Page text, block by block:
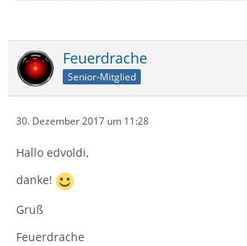
Feuerdrache
Senior-Mitglied
30. Dezember 2017 um 11:28
Hallo edvoldi,
danke!
Gruß
Feuerdrache